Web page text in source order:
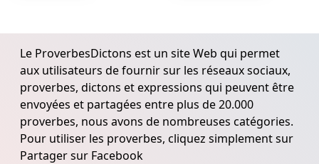
Le ProverbesDictons est un site Web qui permet
aux utilisateurs de fournir sur les réseaux sociaux,
proverbes, dictons et expressions qui peuvent être
envoyées et partagées entre plus de 20.000
proverbes, nous avons de nombreuses catégories.
Pour utiliser les proverbes, cliquez simplement sur
Partager sur Facebook